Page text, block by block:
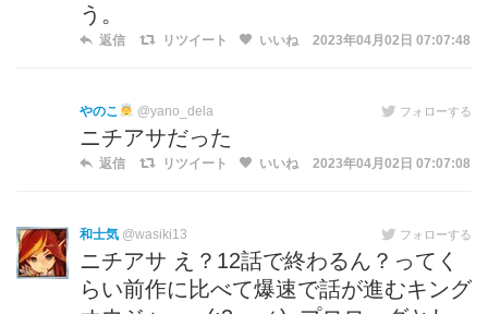
う。
返信 リツイート いいね 2023年04月02日 07:07:48
やのこ @yano_dela フォローする
ニチアサだった
返信 リツイート いいね 2023年04月02日 07:07:08
和士気 @wasiki13 フォローする
ニチアサ え？12話で終わるん？ってく
らい前作に比べて爆速で話が進むキング